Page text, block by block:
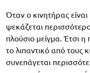
Όταν ο κινητήρας είναι
ψεκάζεται
πλούσιο μείγμα. Έτσι
το λιπαντικό από τους
συνεπάγεται